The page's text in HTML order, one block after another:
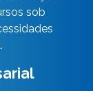
sob